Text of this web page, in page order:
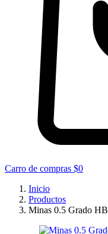
Carro de compras $0
Inicio
Productos
Minas 0.5 Grado HB